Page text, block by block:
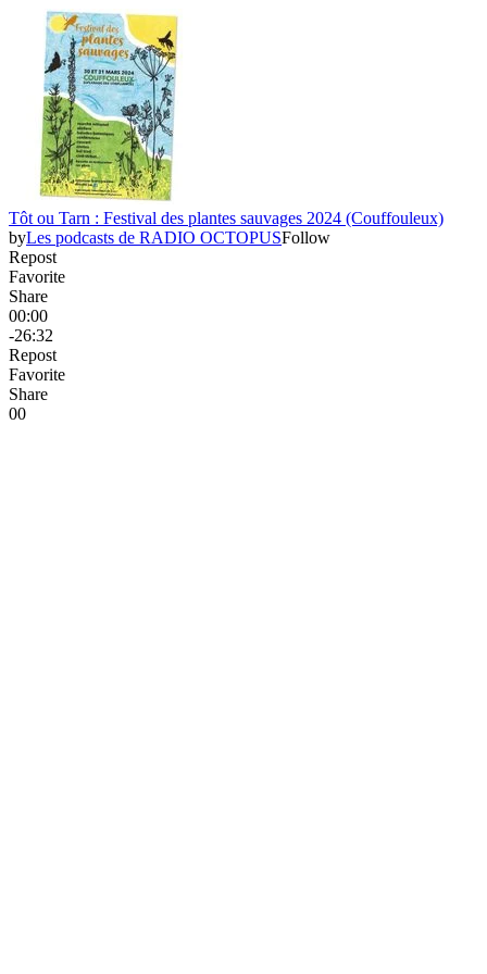
Tôt ou Tarn : Festival des plantes sauvages 2024 (Couffouleux)
byLes podcasts de RADIO OCTOPUSFollow
Repost
Favorite
Share
00:00
-26:32
Repost
Favorite
Share
00